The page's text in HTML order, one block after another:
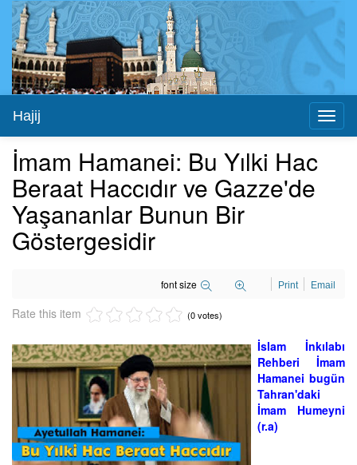
Hajij
İmam Hamanei: Bu Yılki Hac
Beraat Haccıdır ve Gazze'de
Yaşananlar Bunun Bir
Göstergesidir
font size Print Email
Rate this item (0 votes)
İslam İnkılabı
Rehberi İmam
Hamanei bugün
Tahran'daki
İmam Humeyni
(r.a)